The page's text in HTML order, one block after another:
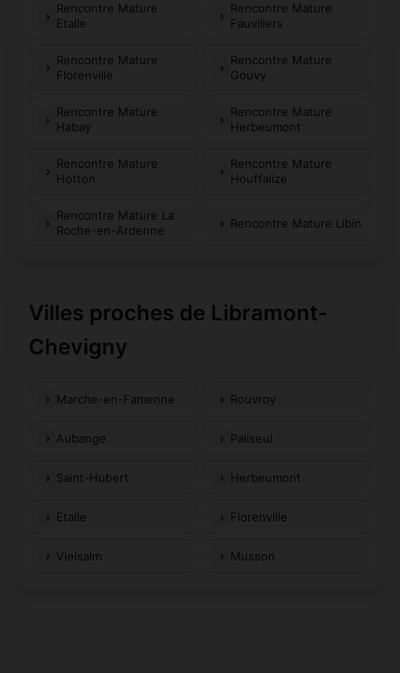
Rencontre Mature
Etalle
Rencontre Mature
Fauvillers
Rencontre Mature
Florenville
Rencontre Mature
Gouvy
Rencontre Mature
Habay
Rencontre Mature
Herbeumont
Rencontre Mature
Hotton
Rencontre Mature
Houffalize
Rencontre Mature La
Roche-en-Ardenne
Rencontre Mature Libin
Villes proches de Libramont-
Chevigny
Marche-en-Famenne Rouvroy
Aubange Paliseul
Saint-Hubert Herbeumont
Etalle Florenville
Vielsalm Musson